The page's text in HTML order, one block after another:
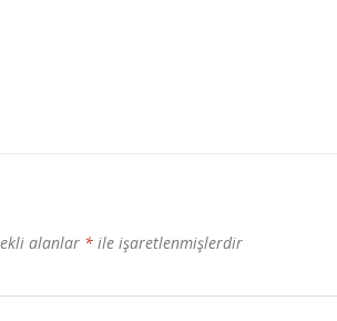
alanlar * ile işaretlenmişlerdir